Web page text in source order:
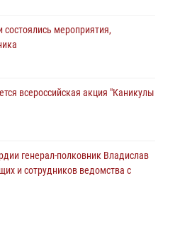
состоялись мероприятия,
всероссийская акция "Каникулы
генерал-полковник Владислав
и сотрудников ведомства с